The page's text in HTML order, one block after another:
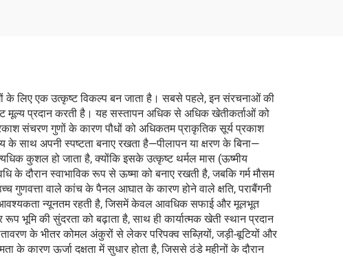
के लिए एक उत्कृष्ट विकल्प बन जाता है। सबसे पहले, इन संरचनाओं की
मूल्य प्रदान करती है। यह सस्तापन अधिक से अधिक खेतीकर्ताओं को
संचरण गुणों के कारण पौधों को अधिकतम प्राकृतिक सूर्य प्रकाश
के साथ अपनी स्पष्टता बनाए रखता है—पीलापन या क्षरण के बिना—
कुशल हो जाता है, क्योंकि इसके उत्कृष्ट थर्मल मास (ऊष्मीय
के दौरान स्वाभाविक रूप से ऊष्मा को बनाए रखती है, जबकि गर्म मौसम
गुणवत्ता वाले कांच के पैनल आघात के कारण होने वाले क्षति, पराबैंगनी
आवश्यकता न्यूनतम रहती है, जिसमें केवल आवधिक सफाई और मूलभूत
भूमि की सुंदरता को बढ़ाता है, साथ ही कार्यात्मक खेती स्थान प्रदान
के भीतर कोमल अंकुरों से लेकर परिपक्व सब्ज़ियों, जड़ी-बूटियों और
के कारण ऊर्जा दक्षता में सुधार होता है, जिससे ठंडे महीनों के दौरान